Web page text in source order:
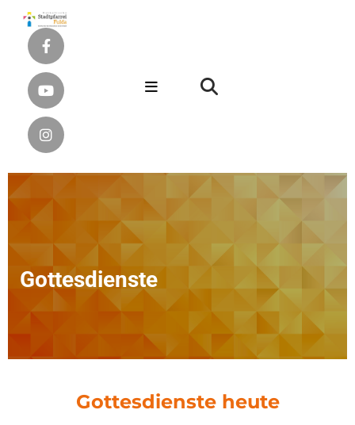
Gottesdienste
Gottesdienste heute